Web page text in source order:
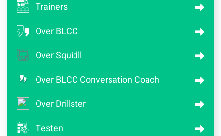
Trainers
Over BLCC
Over Squidll
Over BLCC Conversation Coach
Over Drillster
Testen